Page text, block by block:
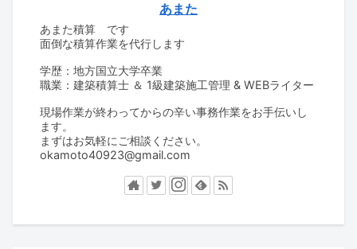
あまた
あまた積算 です
面倒な積算作業を代行します
学歴：地方国立大学卒業
職業：建築積算士 ＆ 1級建築施工管理 & WEBライター
現場作業が終わってからの辛い事務作業をお手伝いし
ます。
まずはお気軽にご相談ください。
okamoto40923@gmail.com